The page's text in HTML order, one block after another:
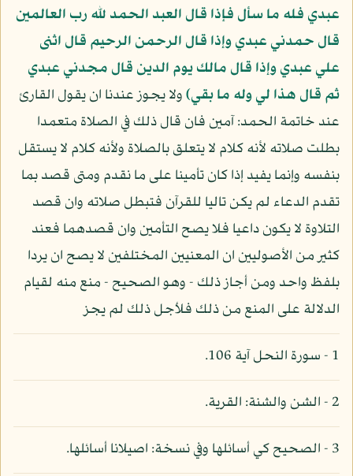
عبدي فله ما سأل فإذا قال العبد الحمد لله رب العالمين
قال حمدني عبدي وإذا قال الرحمن الرحيم قال اثنى
علي عبدي وإذا قال مالك يوم الدين قال مجدني عبدي
ثم قال هذا لي وله ما بقي)ولا يجوز عندنا ان يقول القارئ
عند خاتمة الحمد: آمين فان قال ذلك في الصلاة متعمدا
بطلت صلاته لأنه كلام لا يتعلق بالصلاة ولأنه كلام لا يستقل
بنفسه وإنما يفيد إذا كان تأمينا على ما نقدم ومتى قصد بما
تقدم الدعاء لم يكن تاليا للقرآن فتبطل صلاته وان قصد
التلاوة لا يكون داعيا فلا يصح التأمين وان قصدهما فعند
كثير من الأصوليين ان المعنيين المختلفين لا يصح ان يردا
بلفظ واحد ومن أجاز ذلك - وهو الصحيح - منع منه لقيام
الدلالة على المنع من ذلك فلأجل ذلك لم يجز
1 - سورة النحل آية 106.
2 - الشن والشنة: القرية.
3 - الصحيح كي أسائلها وفي نسخة: اصيلانا أسائلها.